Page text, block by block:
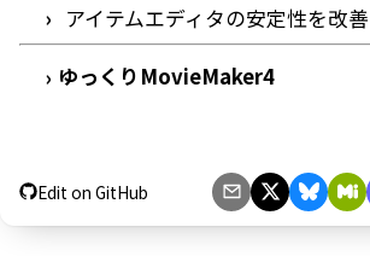
アイテムエディタの安定性を改善
› ゆっくりMovieMaker4
Edit on GitHub